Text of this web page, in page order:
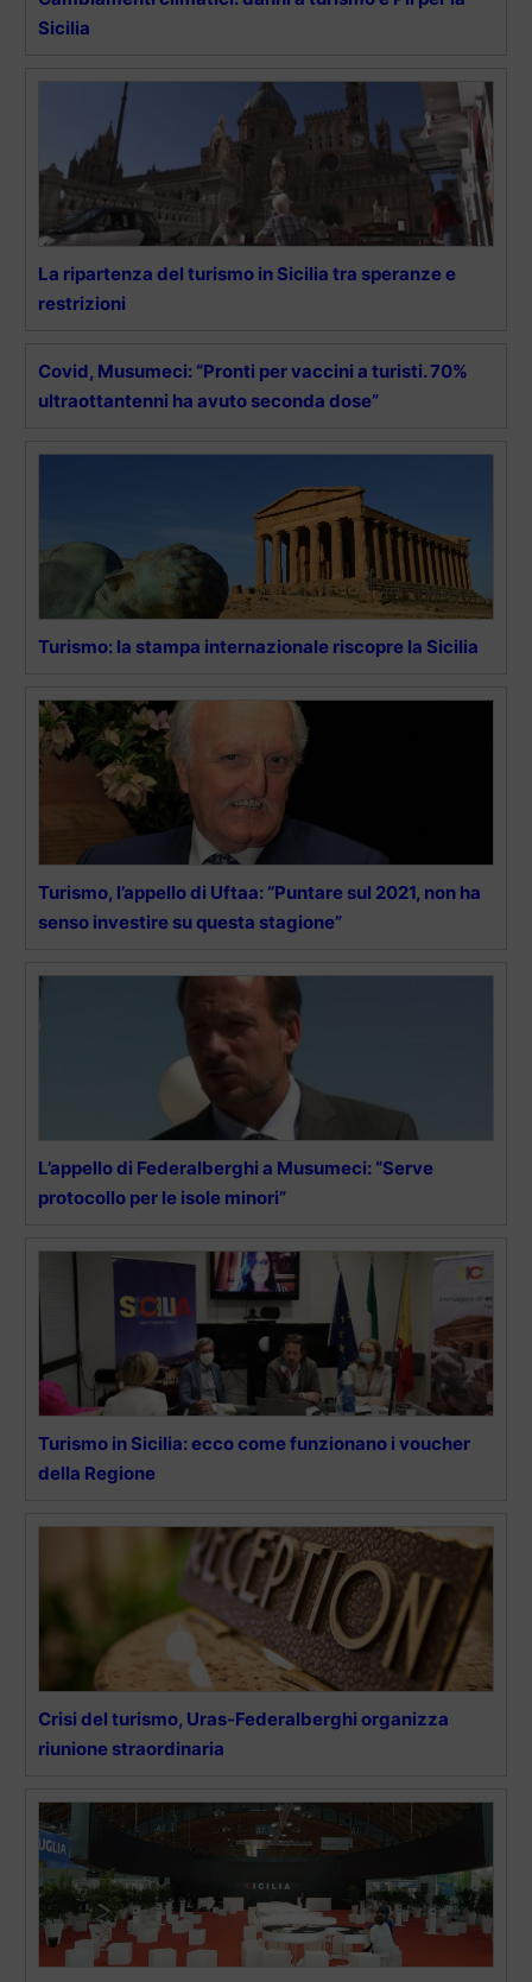
Sicilia
La ripartenza del turismo in Sicilia tra speranze e
restrizioni
Covid, Musumeci: “Pronti per vaccini a turisti. 70%
ultraottantenni ha avuto seconda dose”
Turismo: la stampa internazionale riscopre la Sicilia
Turismo, l’appello di Uftaa: “Puntare sul 2021, non ha
senso investire su questa stagione”
L’appello di Federalberghi a Musumeci: “Serve
protocollo per le isole minori”
Turismo in Sicilia: ecco come funzionano i voucher
della Regione
Crisi del turismo, Uras-Federalberghi organizza
riunione straordinaria